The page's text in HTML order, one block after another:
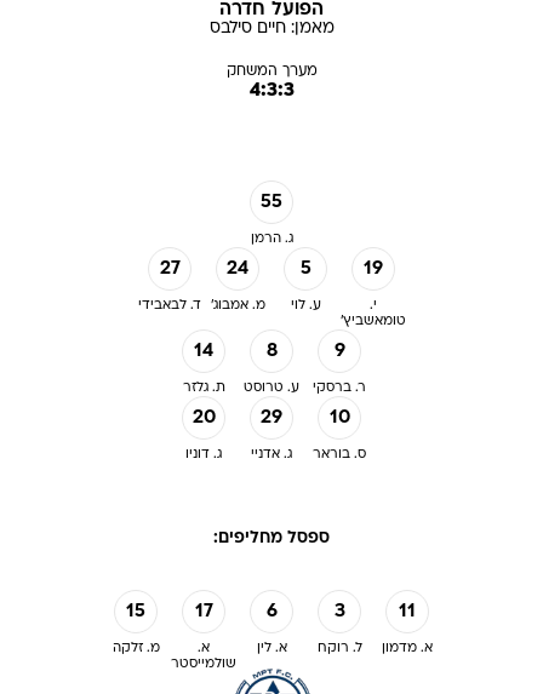
הפועל חדרה
מאמן:חיים סילבס
מערך המשחק
4:3:3
55
ג. הרמן
27
ד. לבאבידי
24
מ. אמבוג'
5
ע. לוי
19
י.
טומאשביץ'
14
ת. גלזר
8
ע. טרוסט
9
ר. ברסקי
20
ג. דוניו
29
ג. אדניי
10
ס. בוראר
ספסל מחליפים:
15
מ. זלקה
17
א.
שולמייסטר
6
א. לין
3
ל. רוקח
11
א. מדמון